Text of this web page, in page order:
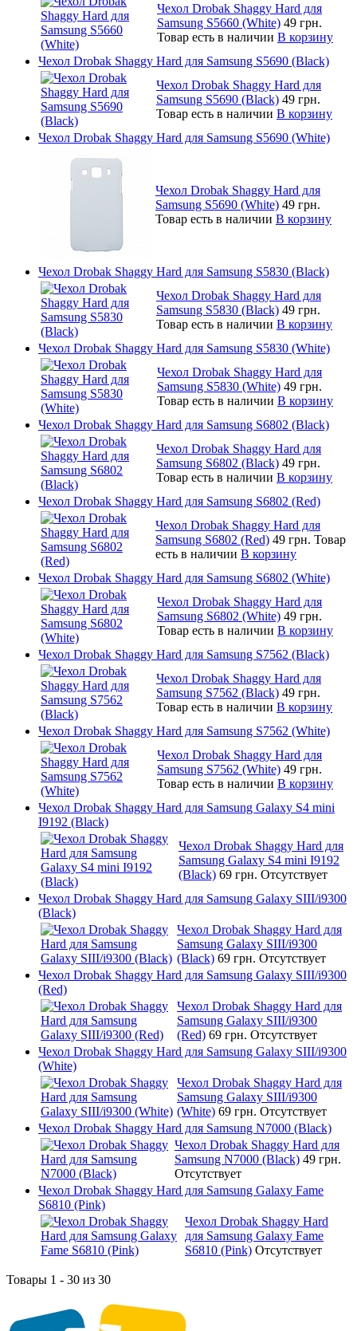
Чехол Drobak Shaggy Hard для
Samsung S5660 (White) 49 грн.
Товар есть в наличии В корзину
Чехол Drobak Shaggy Hard для Samsung S5690 (Black)
Чехол Drobak Shaggy Hard для
Samsung S5690 (Black) 49 грн.
Товар есть в наличии В корзину
Чехол Drobak Shaggy Hard для Samsung S5690 (White)
Чехол Drobak Shaggy Hard для
Samsung S5690 (White) 49 грн.
Товар есть в наличии В корзину
Чехол Drobak Shaggy Hard для Samsung S5830 (Black)
Чехол Drobak Shaggy Hard для
Samsung S5830 (Black) 49 грн.
Товар есть в наличии В корзину
Чехол Drobak Shaggy Hard для Samsung S5830 (White)
Чехол Drobak Shaggy Hard для
Samsung S5830 (White) 49 грн.
Товар есть в наличии В корзину
Чехол Drobak Shaggy Hard для Samsung S6802 (Black)
Чехол Drobak Shaggy Hard для
Samsung S6802 (Black) 49 грн.
Товар есть в наличии В корзину
Чехол Drobak Shaggy Hard для Samsung S6802 (Red)
Чехол Drobak Shaggy Hard для
Samsung S6802 (Red) 49 грн. Товар
есть в наличии В корзину
Чехол Drobak Shaggy Hard для Samsung S6802 (White)
Чехол Drobak Shaggy Hard для
Samsung S6802 (White) 49 грн.
Товар есть в наличии В корзину
Чехол Drobak Shaggy Hard для Samsung S7562 (Black)
Чехол Drobak Shaggy Hard для
Samsung S7562 (Black) 49 грн.
Товар есть в наличии В корзину
Чехол Drobak Shaggy Hard для Samsung S7562 (White)
Чехол Drobak Shaggy Hard для
Samsung S7562 (White) 49 грн.
Товар есть в наличии В корзину
Чехол Drobak Shaggy Hard для Samsung Galaxy S4 mini
I9192 (Black)
Чехол Drobak Shaggy Hard для
Samsung Galaxy S4 mini I9192
(Black) 69 грн. Отсутствует
Чехол Drobak Shaggy Hard для Samsung Galaxy SIII/i9300
(Black)
Чехол Drobak Shaggy Hard для
Samsung Galaxy SIII/i9300
(Black) 69 грн. Отсутствует
Чехол Drobak Shaggy Hard для Samsung Galaxy SIII/i9300
(Red)
Чехол Drobak Shaggy Hard для
Samsung Galaxy SIII/i9300
(Red) 69 грн. Отсутствует
Чехол Drobak Shaggy Hard для Samsung Galaxy SIII/i9300
(White)
Чехол Drobak Shaggy Hard для
Samsung Galaxy SIII/i9300
(White) 69 грн. Отсутствует
Чехол Drobak Shaggy Hard для Samsung N7000 (Black)
Чехол Drobak Shaggy Hard для
Samsung N7000 (Black) 49 грн.
Отсутствует
Чехол Drobak Shaggy Hard для Samsung Galaxy Fame
S6810 (Pink)
Чехол Drobak Shaggy Hard
для Samsung Galaxy Fame
S6810 (Pink) Отсутствует
Товары 1 - 30 из 30